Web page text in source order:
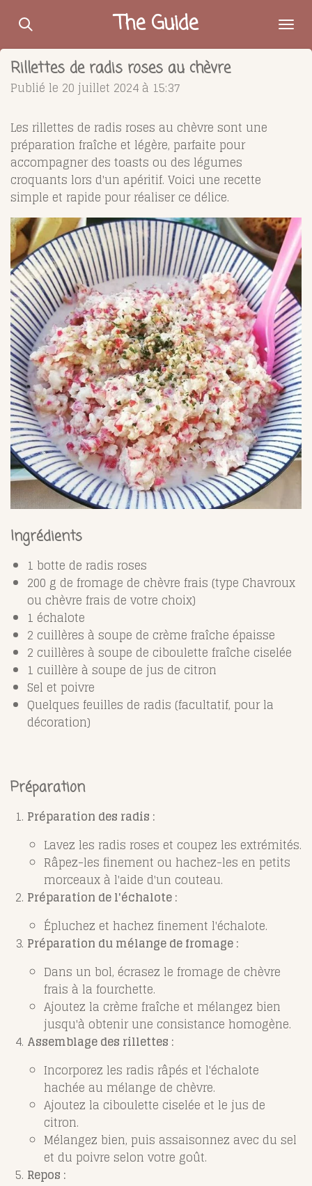
Passer
contenu
principal
The Guide
Rillettes de radis roses au chèvre
Publié le 20 juillet 2024 à 15:37
Les rillettes de radis roses au chèvre sont une
préparation fraîche et légère, parfaite pour
accompagner des toasts ou des légumes
croquants lors d'un apéritif. Voici une recette
simple et rapide pour réaliser ce délice.
Ingrédients
1 botte de radis roses
200 g de fromage de chèvre frais (type Chavroux
ou chèvre frais de votre choix)
1 échalote
2 cuillères à soupe de crème fraîche épaisse
2 cuillères à soupe de ciboulette fraîche ciselée
1 cuillère à soupe de jus de citron
Sel et poivre
Quelques feuilles de radis (facultatif, pour la
décoration)
Préparation
Préparation des radis :
Lavez les radis roses et coupez les extrémités.
Râpez-les finement ou hachez-les en petits
morceaux à l'aide d'un couteau.
Préparation de l'échalote :
Épluchez et hachez finement l'échalote.
Préparation du mélange de fromage :
Dans un bol, écrasez le fromage de chèvre
frais à la fourchette.
Ajoutez la crème fraîche et mélangez bien
jusqu'à obtenir une consistance homogène.
Assemblage des rillettes :
Incorporez les radis râpés et l'échalote
hachée au mélange de chèvre.
Ajoutez la ciboulette ciselée et le jus de
citron.
Mélangez bien, puis assaisonnez avec du sel
et du poivre selon votre goût.
Repos :